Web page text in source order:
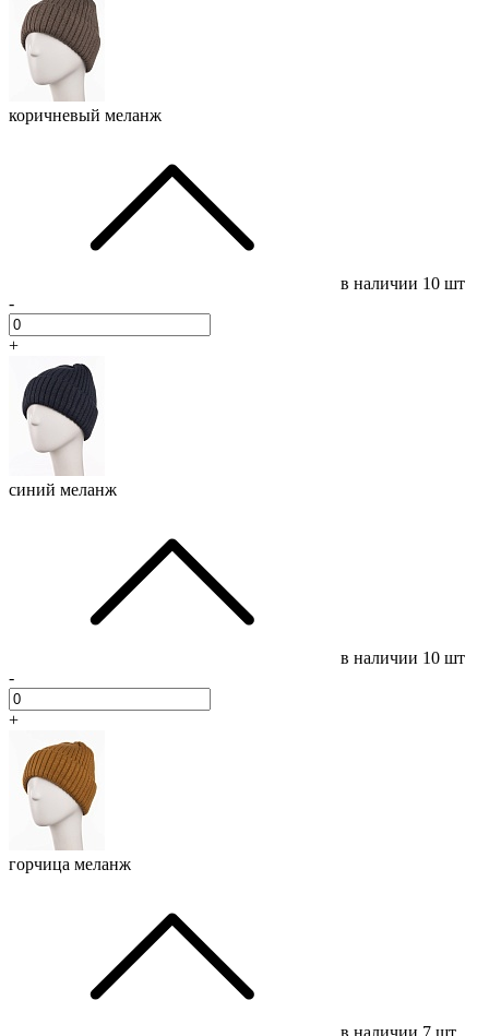
коричневый меланж
в наличии 10 шт
-
+
синий меланж
в наличии 10 шт
-
+
горчица меланж
в наличии 7 шт